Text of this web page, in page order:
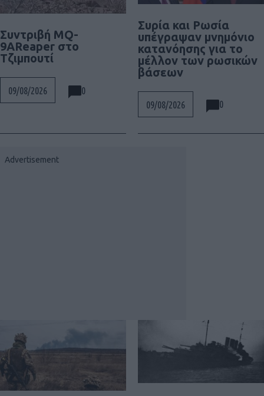
Συντριβή MQ-
9AReaper στο
Τζιμπουτί
09/08/2026 0
Συρία και Ρωσία
υπέγραψαν μνημόνιο
κατανόησης για το
μέλλον των ρωσικών
βάσεων
09/08/2026 0